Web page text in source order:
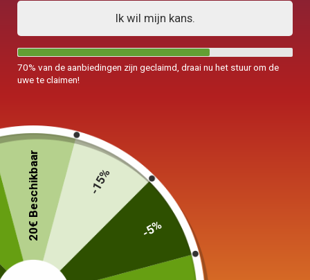
Keramische theepot Gaiwan Grave
125ml
Ik wil mijn kans.
70% van de aanbiedingen zijn geclaimd, draai nu het stuur om de
uwe te claimen!
20€ Beschikbaar -15%
-5%